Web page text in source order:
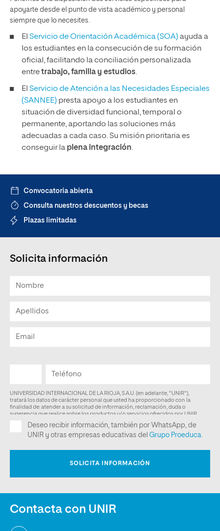
apoyarte desde el punto de vista académico y personal
siempre que lo necesites.
El Servicio de Orientación Académica (SOA) ayuda a
los estudiantes en la consecución de su formación
oficial, facilitando la conciliación personalizada
entretrabajo, familia y estudios.
El Servicio de Atención a las Necesidades Especiales
(SANNEE) presta apoyo a los estudiantes en
situación de diversidad funcional, temporal o
permanente, aportando las soluciones más
adecuadas a cada caso. Su misión prioritaria es
conseguir la plena integración.
Convocatoria abierta
Consulta nuestros descuentos y becas
Plazas limitadas
Solicita información
Contacta con UNIR